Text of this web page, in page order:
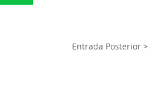
Entrada Posterior >